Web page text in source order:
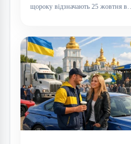
щороку відзначають 25 жовтня в…